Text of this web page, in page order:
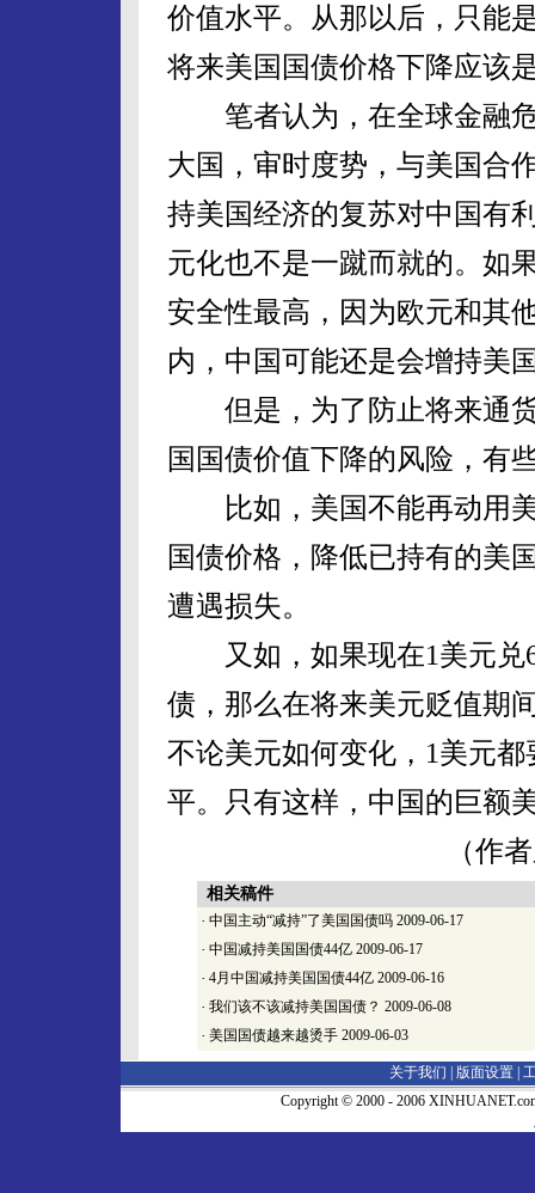
价值水平。从那以后，只能
将来美国国债价格下降应该
笔者认为，在全球金融危
大国，审时度势，与美国合
持美国经济的复苏对中国有
元化也不是一蹴而就的。如
安全性最高，因为欧元和其
内，中国可能还是会增持美
但是，为了防止将来通货
国国债价值下降的风险，有
比如，美国不能再动用美
国债价格，降低已持有的美
遭遇损失。
又如，如果现在1美元兑
债，那么在将来美元贬值期
不论美元如何变化，1美元
平。只有这样，中国的巨额
（作者系银河证
相关稿件
· 中国主动“减持”了美国国债吗 2009-06-17
· 中国减持美国国债44亿 2009-06-17
· 4月中国减持美国国债44亿 2009-06-16
· 我们该不该减持美国国债？ 2009-06-08
· 美国国债越来越烫手 2009-06-03
关于我们 | 版面设置
Copyright © 2000 - 2006